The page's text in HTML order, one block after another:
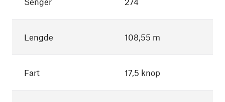
Lengde 108,55 m
Fart 17,5 knop